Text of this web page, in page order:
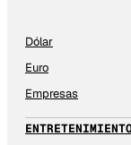
Dólar
Euro
Empresas